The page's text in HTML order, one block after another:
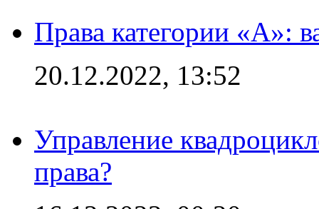
Права категории «А»:
20.12.2022, 13:52
Управление
права?